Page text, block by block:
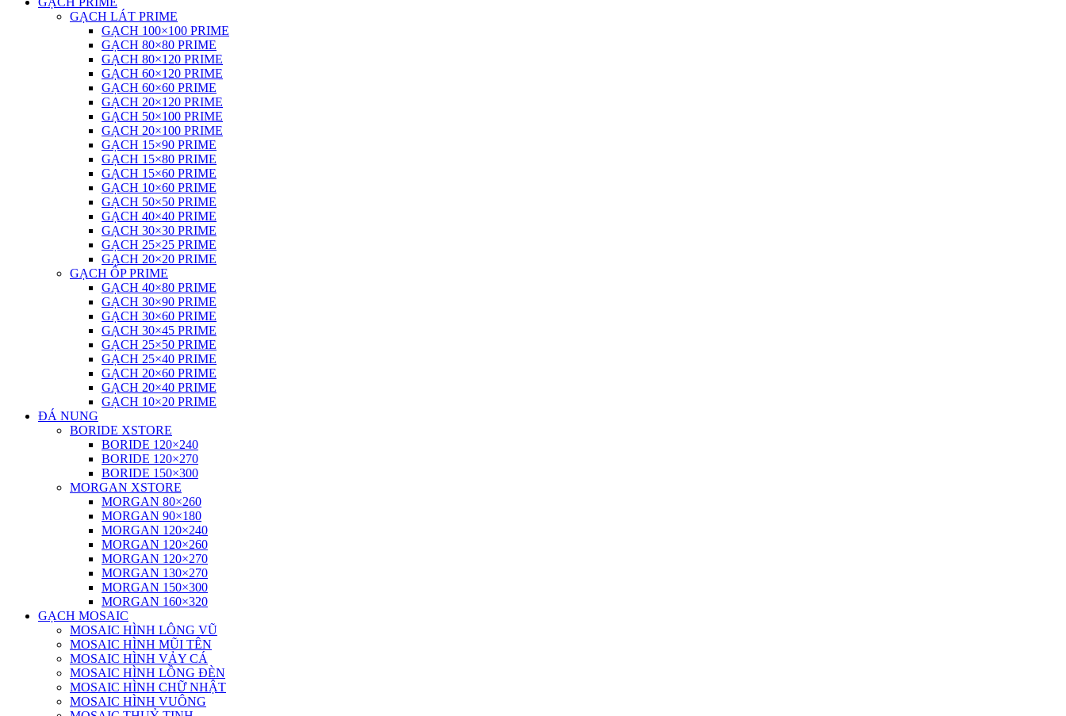
GẠCH LÁT PRIME
GẠCH 100×100 PRIME
GẠCH 80×80 PRIME
GẠCH 80×120 PRIME
GẠCH 60×120 PRIME
GẠCH 60×60 PRIME
GẠCH 20×120 PRIME
GẠCH 50×100 PRIME
GẠCH 20×100 PRIME
GẠCH 15×90 PRIME
GẠCH 15×80 PRIME
GẠCH 15×60 PRIME
GẠCH 10×60 PRIME
GẠCH 50×50 PRIME
GẠCH 40×40 PRIME
GẠCH 30×30 PRIME
GẠCH 25×25 PRIME
GẠCH 20×20 PRIME
GẠCH ỐP PRIME
GẠCH 40×80 PRIME
GẠCH 30×90 PRIME
GẠCH 30×60 PRIME
GẠCH 30×45 PRIME
GẠCH 25×50 PRIME
GẠCH 25×40 PRIME
GẠCH 20×60 PRIME
GẠCH 20×40 PRIME
GẠCH 10×20 PRIME
ĐÁ NUNG
BORIDE XSTORE
BORIDE 120×240
BORIDE 120×270
BORIDE 150×300
MORGAN XSTORE
MORGAN 80×260
MORGAN 90×180
MORGAN 120×240
MORGAN 120×260
MORGAN 120×270
MORGAN 130×270
MORGAN 150×300
MORGAN 160×320
GẠCH MOSAIC
MOSAIC HÌNH LÔNG VŨ
MOSAIC HÌNH MŨI TÊN
MOSAIC HÌNH VẢY CÁ
MOSAIC HÌNH LỒNG ĐÈN
MOSAIC HÌNH CHỮ NHẬT
MOSAIC HÌNH VUÔNG